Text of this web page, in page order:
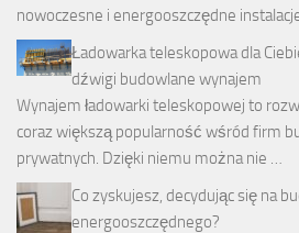
nowoczesne i energooszczędne instalacje
Ładowarka teleskopowa dla
dźwigi budowlane wynajem
Wynajem ładowarki teleskopowej to
coraz większą popularność wśród firm
prywatnych. Dzięki niemu można nie …
Co zyskujesz, decydując się na
energooszczędnego?